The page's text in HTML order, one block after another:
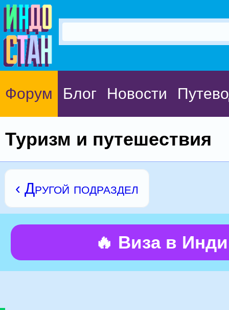
Форум Блог Новости
Туризм и путешествия
‹ Другой подраздел
🔥 Виза в